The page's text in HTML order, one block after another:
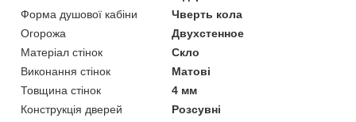
Форма душової кабіни
Чверть кола
Огорожа
Двухстенное
Матеріал стінок
Скло
Виконання стінок
Матові
Товщина стінок
4 мм
Конструкція дверей
Розсувні